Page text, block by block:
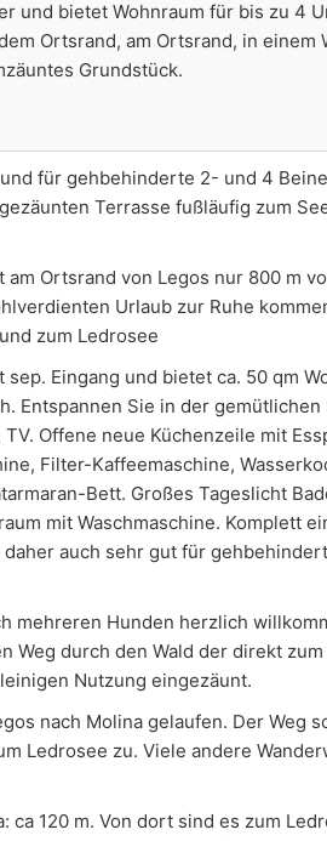
und bietet Wohnraum für bis zu 4
Ortsrand, am Ortsrand, in einem
Grundstück.
für gehbehinderte 2- und 4
Terrasse fußläufig zum
Ortsrand von Legos nur 800 m
Urlaub zur Ruhe
zum Ledrosee
Eingang und bietet ca. 50 qm
Entspannen Sie in der
Offene neue Küchenzeile mit
Filter-Kaffeemaschine,
Bett. Großes Tageslicht
mit Waschmaschine. Komplett
auch sehr gut für
mehreren Hunden herzlich
Weg durch den Wald der direkt
Nutzung eingezäunt.
nach Molina gelaufen. Der Weg
Ledrosee zu. Viele andere
ca 120 m. Von dort sind es zum